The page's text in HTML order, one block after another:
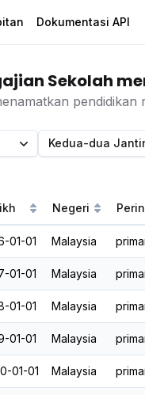
Dokumentasi API
Sekolah
Kedua-dua
Negeri
01-01 Malaysia
01-01 Malaysia
01-01 Malaysia
01-01 Malaysia
01-01 Malaysia